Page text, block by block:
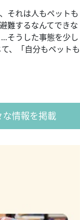
それは人もペットも
難するなんてできな
そうした事態を少し
、「自分もペットも
情報を掲載